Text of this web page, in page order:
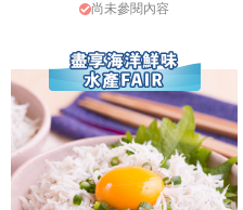
尚未參閱內容